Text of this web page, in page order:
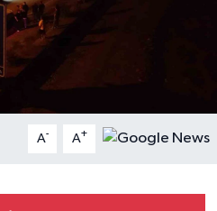
A- A+